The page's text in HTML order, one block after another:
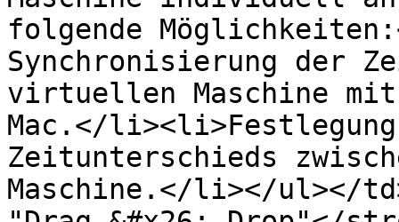
folgende
Synchronisierung der
virtuellen Maschine
Mac.</
Zeitunterschieds
Maschine.</li></ul></